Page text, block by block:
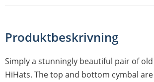
Produktbeskrivning
Simply a stunningly beautiful pair of
HiHats. The top and bottom cymbal